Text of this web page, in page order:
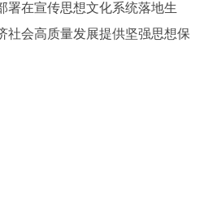
署在宣传思想文化系统落地生
社会高质量发展提供坚强思想保